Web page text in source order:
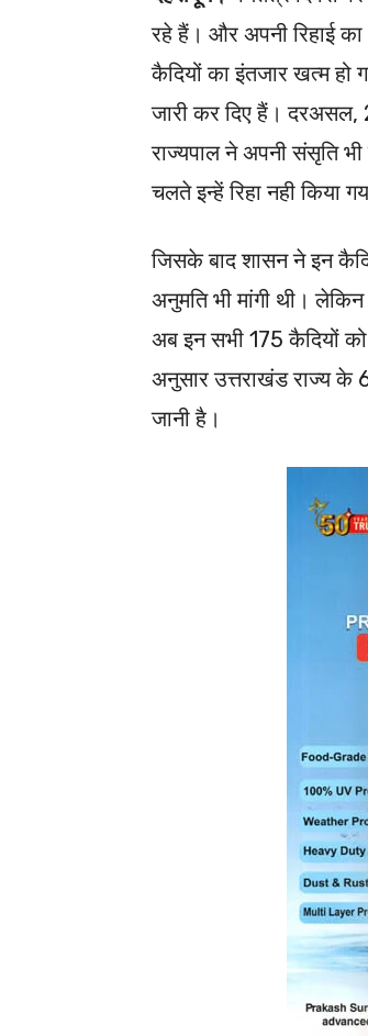
रहे हैं। और अपनी रिहाई
कैदियों का इंतजार खत्म
जारी कर दिए हैं। दरअसल,
राज्यपाल ने अपनी संसृति
चलते इन्हें रिहा नही किया
जिसके बाद शासन ने इन
अनुमति भी मांगी थी।
अब इन सभी 175 कैदियों
अनुसार उत्तराखंड राज्य के
जानी है।